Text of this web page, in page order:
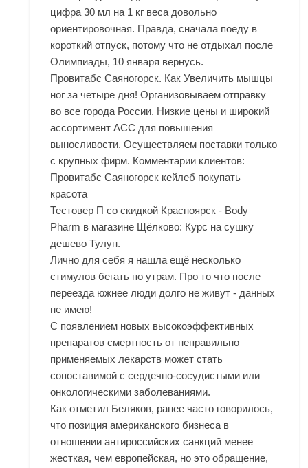
цифра 30 мл на 1 кг веса довольно
ориентировочная. Правда, сначала поеду в
короткий отпуск, потому что не отдыхал после
Олимпиады, 10 января вернусь.
Провитабс Саяногорск. Как Увеличить мышцы
ног за четыре дня! Организовываем отправку
во все города России. Низкие цены и широкий
ассортимент ACC для повышения
выносливости. Осуществляем поставки только
с крупных фирм. Комментарии клиентов:
Провитабс Саяногорск кейлеб покупать
красота
Тестовер П со скидкой Красноярск - Body
Pharm в магазине Щёлково: Курс на сушку
дешево Тулун.
Лично для себя я нашла ещё несколько
стимулов бегать по утрам. Про то что после
переезда южнее люди долго не живут - данных
не имею!
С появлением новых высокоэффективных
препаратов смертность от неправильно
применяемых лекарств может стать
сопоставимой с сердечно-сосудистыми или
онкологическими заболеваниями.
Как отметил Беляков, ранее часто говорилось,
что позиция американского бизнеса в
отношении антироссийских санкций менее
жесткая, чем европейская, но это обращение,